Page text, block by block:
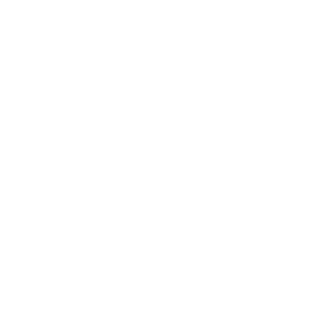
كرامة الشهداء
عن صون الدماء والسيادة المنتهكة إلى مراجعة أنفسهم
وقت طويل